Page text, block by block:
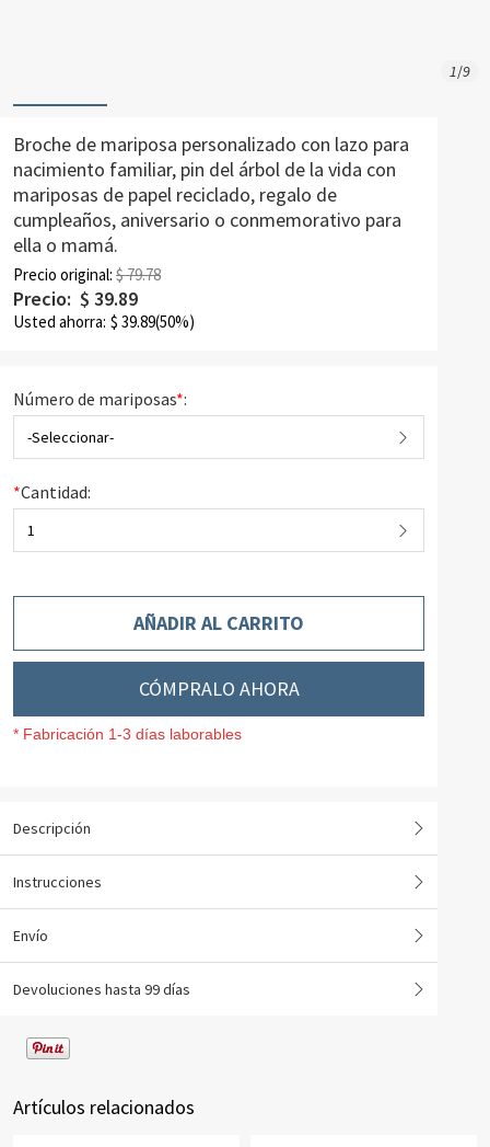
1/9
Broche de mariposa personalizado con lazo para
nacimiento familiar, pin del árbol de la vida con
mariposas de papel reciclado, regalo de
cumpleaños, aniversario o conmemorativo para
ella o mamá.
Precio original: $ 79.78
Precio: $ 39.89
Usted ahorra: $ 39.89(50%)
Número de mariposas*:
-Seleccionar-
*Cantidad:
1
AÑADIR AL CARRITO
CÓMPRALO AHORA
* Fabricación 1-3 días laborables
Descripción
Instrucciones
Envío
Devoluciones hasta 99 días
Artículos relacionados